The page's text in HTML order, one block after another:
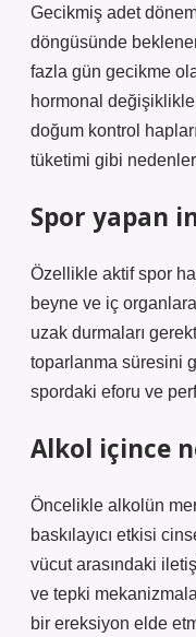
Gecikmiş adet
döngüsünde
fazla gün gecikme
hormonal
doğum kontrol
tüketimi gibi
Spor yapan
Özellikle aktif spor
beyne ve iç
uzak durmaları
toparlanma süresini
spordaki eforu ve
Alkol içince
Öncelikle alkolün
baskılayıcı etkisi
vücut arasındaki
ve tepki
bir ereksiyon elde